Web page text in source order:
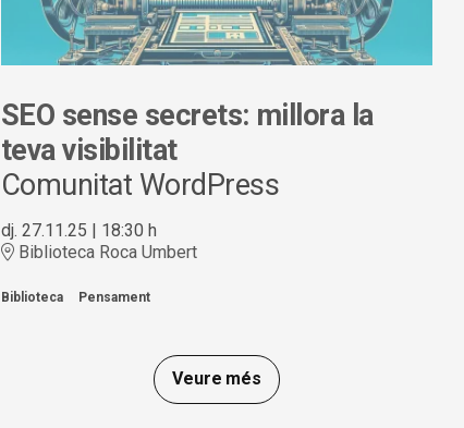
SEO sense secrets: millora la
teva visibilitat
Comunitat WordPress
dj. 27.11.25
18:30 h
Biblioteca Roca Umbert
Biblioteca Pensament
Veure més